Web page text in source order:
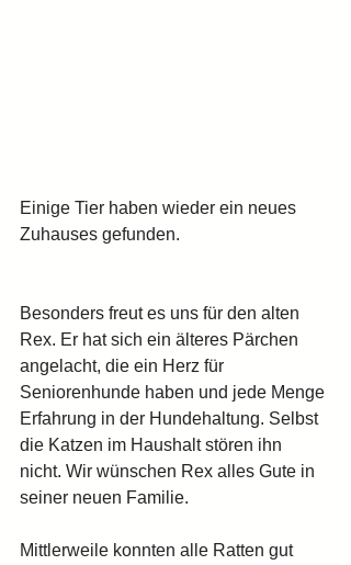
Einige Tier haben wieder ein neues
Zuhauses gefunden.
Besonders freut es uns für den alten
Rex. Er hat sich ein älteres Pärchen
angelacht, die ein Herz für
Seniorenhunde haben und jede Menge
Erfahrung in der Hundehaltung. Selbst
die Katzen im Haushalt stören ihn
nicht. Wir wünschen Rex alles Gute in
seiner neuen Familie.
Mittlerweile konnten alle Ratten gut